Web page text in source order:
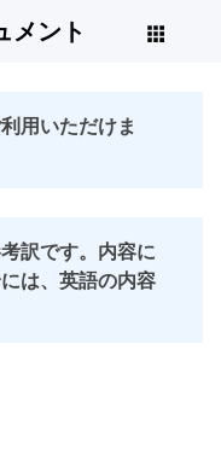
メント
用いただけま
訳です。内容に
は、英語の内容